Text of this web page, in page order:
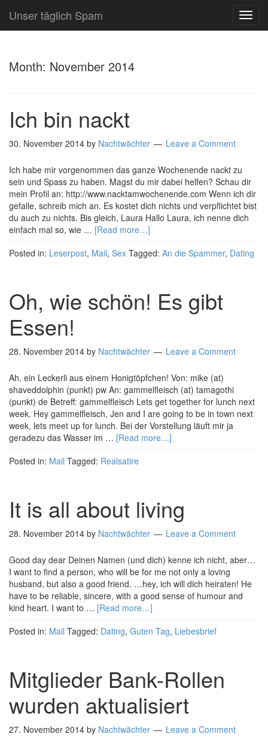
Unser täglich Spam
Month: November 2014
Ich bin nackt
30. November 2014 by Nachtwächter Leave a Comment
Ich habe mir vorgenommen das ganze Wochenende nackt zu
sein und Spass zu haben. Magst du mir dabei helfen? Schau dir
mein Profil an: http://www.nacktamwochenende.com Wenn ich dir
gefalle, schreib mich an. Es kostet dich nichts und verpflichtet bist
du auch zu nichts. Bis gleich, Laura Hallo Laura, ich nenne dich
einfach mal so, wie … [Read more…]
Posted in: Leserpost, Mail, Sex Tagged: An die Spammer, Dating
Oh, wie schön! Es gibt
Essen!
28. November 2014 by Nachtwächter Leave a Comment
Ah, ein Leckerli aus einem Honigtöpfchen! Von: mike (at)
shaveddolphin (punkt) pw An: gammelfleisch (at) tamagothi
(punkt) de Betreff: gammelfleisch Lets get together for lunch next
week. Hey gammelfleisch, Jen and I are going to be in town next
week, lets meet up for lunch. Bei der Vorstellung läuft mir ja
geradezu das Wasser im … [Read more…]
Posted in: Mail Tagged: Realsatire
It is all about living
28. November 2014 by Nachtwächter Leave a Comment
Good day dear Deinen Namen (und dich) kenne ich nicht, aber…
I want to find a person, who will be for me not only a loving
husband, but also a good friend. …hey, ich will dich heiraten! He
have to be reliable, sincere, with a good sense of humour and
kind heart. I want to … [Read more…]
Posted in: Mail Tagged: Dating, Guten Tag, Liebesbrief
Mitglieder Bank-Rollen
wurden aktualisiert
27. November 2014 by Nachtwächter Leave a Comment